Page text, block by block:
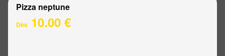
Pizza neptune
Dès 10.00 €